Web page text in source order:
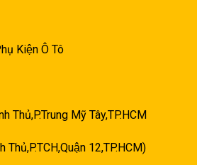
Kiện Ô Tô
Thủ,P.Trung Mỹ Tây,TP.HCM
12,TP.HCM)